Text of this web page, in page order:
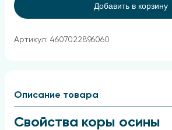
Добавить в корзину
Артикул: 4607022896060
Описание товара
Свойства коры осины